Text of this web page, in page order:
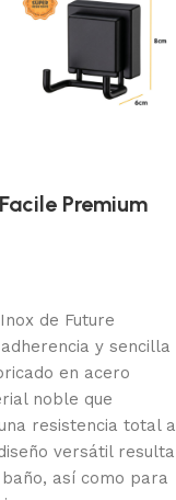
Premium
de Future
y sencilla
en acero
noble que
resistencia total a
versátil resulta
así como para